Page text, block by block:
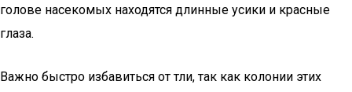
голове насекомых находятся длинные усики и красные
глаза.
Важно быстро избавиться от тли, так как колонии этих